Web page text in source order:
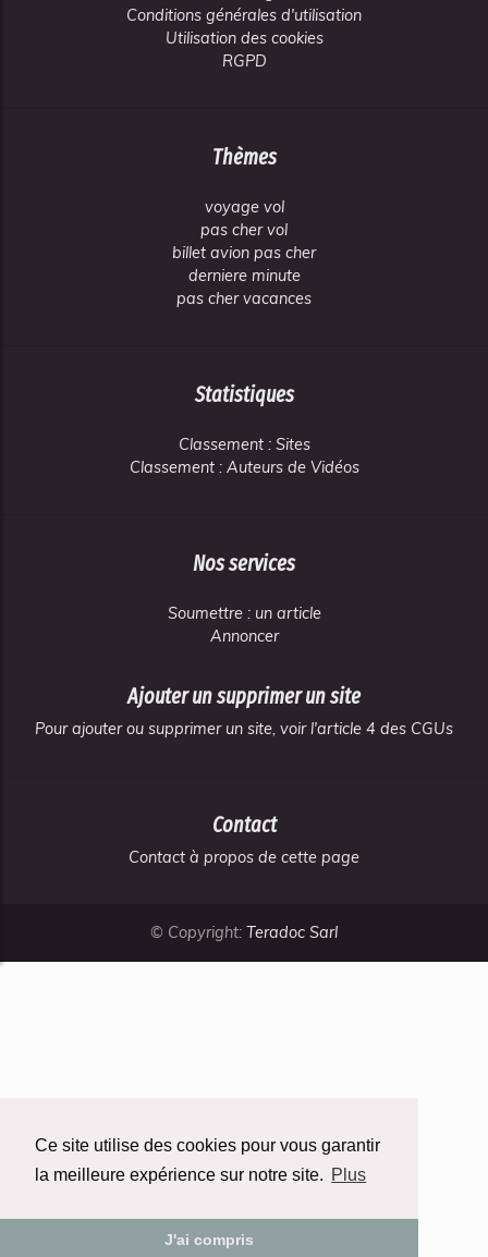
Ce site utilise des cookies pour vous garantir
la meilleure expérience sur notre site. Plus
J'ai compris
Conditions générales d'utilisation
Utilisation des cookies
RGPD
Thèmes
voyage vol
pas cher vol
billet avion pas cher
derniere minute
pas cher vacances
Statistiques
Classement : Sites
Classement : Auteurs de Vidéos
Nos services
Soumettre : un article
Annoncer
Ajouter un supprimer un site
Pour ajouter ou supprimer un site, voir l'article 4 des CGUs
Contact
Contact à propos de cette page
© Copyright: Teradoc Sarl